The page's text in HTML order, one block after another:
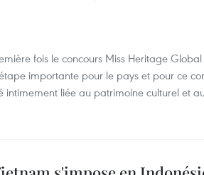
fois le concours Miss Heritage
importante pour le pays et pour ce
liée au patrimoine culturel et